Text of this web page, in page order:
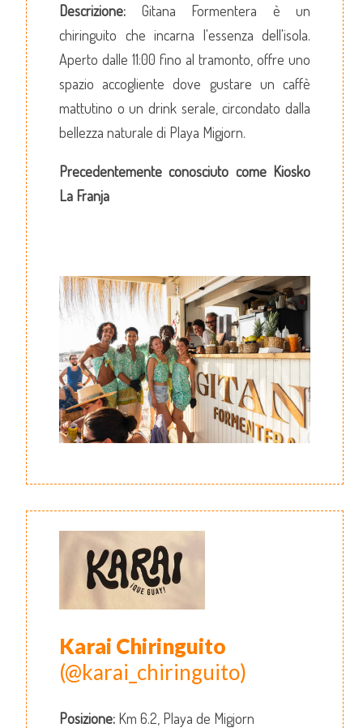
Descrizione: Gitana Formentera è un
chiringuito che incarna l'essenza dell'isola.
Aperto dalle 11:00 fino al tramonto, offre uno
spazio accogliente dove gustare un caffè
mattutino o un drink serale, circondato dalla
bellezza naturale di Playa Migjorn.
Precedentemente conosciuto come Kiosko
La Franja
Karai Chiringuito
(@karai_chiringuito)
Posizione: Km 6.2, Playa de Migjorn